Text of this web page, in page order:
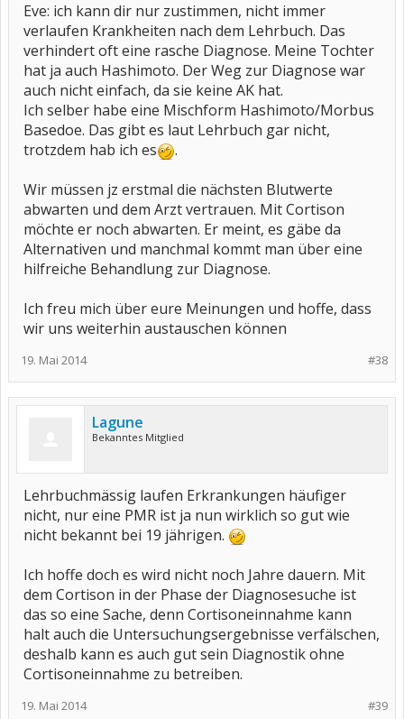
Eve: ich kann dir nur zustimmen, nicht immer
verlaufen Krankheiten nach dem Lehrbuch. Das
verhindert oft eine rasche Diagnose. Meine Tochter
hat ja auch Hashimoto. Der Weg zur Diagnose war
auch nicht einfach, da sie keine AK hat.
Ich selber habe eine Mischform Hashimoto/Morbus
Basedoe. Das gibt es laut Lehrbuch gar nicht,
trotzdem hab ich es
.
Wir müssen jz erstmal die nächsten Blutwerte
abwarten und dem Arzt vertrauen. Mit Cortison
möchte er noch abwarten. Er meint, es gäbe da
Alternativen und manchmal kommt man über eine
hilfreiche Behandlung zur Diagnose.
Ich freu mich über eure Meinungen und hoffe, dass
wir uns weiterhin austauschen können
#38
19. Mai 2014
Lagune
Bekanntes Mitglied
Lehrbuchmässig laufen Erkrankungen häufiger
nicht, nur eine PMR ist ja nun wirklich so gut wie
nicht bekannt bei 19 jährigen.
Ich hoffe doch es wird nicht noch Jahre dauern. Mit
dem Cortison in der Phase der Diagnosesuche ist
das so eine Sache, denn Cortisoneinnahme kann
halt auch die Untersuchungsergebnisse verfälschen,
deshalb kann es auch gut sein Diagnostik ohne
Cortisoneinnahme zu betreiben.
#39
19. Mai 2014